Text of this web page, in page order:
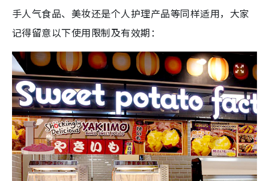
手人气食品、美妆还是个人护理产品等同样适用，大家
记得留意以下使用限制及有效期：